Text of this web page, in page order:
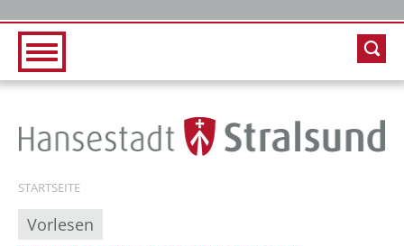
STARTSEITE
Vorlesen